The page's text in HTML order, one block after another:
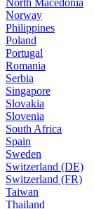
Norway
Philippines
Poland
Portugal
Romania
Serbia
Singapore
Slovakia
Slovenia
South Africa
Spain
Sweden
Switzerland (DE)
Switzerland (FR)
Taiwan
Thailand